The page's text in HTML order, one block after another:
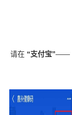
请在 “支付宝”——